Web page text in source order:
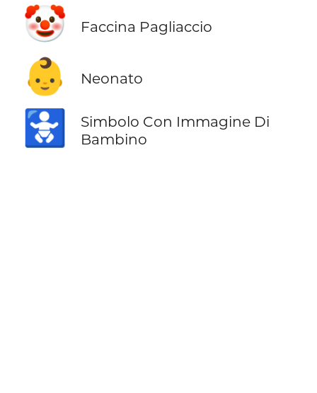
🤡 Faccina Pagliaccio
👶 Neonato
🚼
Simbolo Con Immagine Di
Bambino